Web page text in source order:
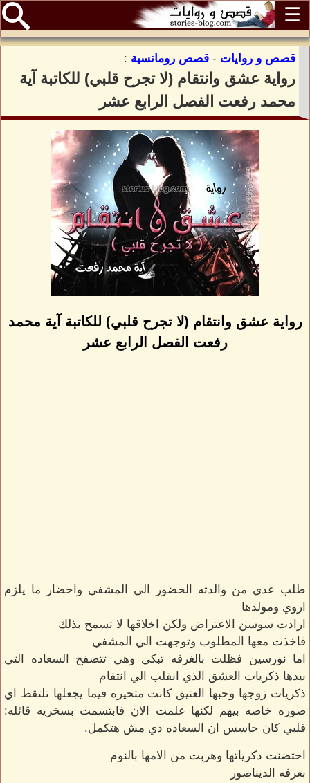
☰
قصص و روايات - قصص رومانسية :
رواية عشق وانتقام (لا تجرح قلبي) للكاتبة آية
محمد رفعت الفصل الرابع عشر
رواية عشق وانتقام (لا تجرح قلبي) للكاتبة آية محمد
رفعت الفصل الرابع عشر
طلب عدي من والدته الحضور الي المشفي واحضار ما يلزم
اروي ومولدها
ارادت سوسن الاعتراض ولكن اخلاقها لا تسمح بذلك
فاخذت معها المطلوب وتوجهت الي المشفي
اما نورسين فظلت بالغرفه تبكي وهي تتصفح السعاده التي
بيدها ذكريات العشق الذي انقلب الي انتقام
ذكريات زوجها وحبها العتيق كانت متحيره فيما يجعلها تلتقط اي
صوره خاصه بيهم لكنها علمت الان فابتسمت بسخريه قائله:
قلبي كان حاسس ان السعاده دي مش هتكمل.
احتضنت ذكرياتها وهربت من الامها بالنوم
بغرفه الديناصور